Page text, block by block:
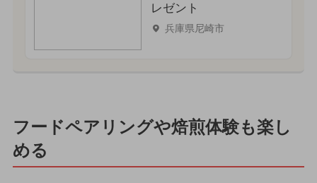
レゼント
兵庫県尼崎市
フードペアリングや焙煎体験も楽し
める